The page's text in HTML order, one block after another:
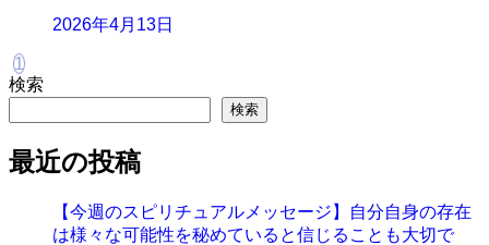
2026年4月13日
1
検索
検索
最近の投稿
【今週のスピリチュアルメッセージ】自分自身の存在
は様々な可能性を秘めていると信じることも大切で